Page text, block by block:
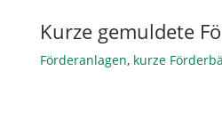
Kurze gemuldete
Förderanlagen, kurze